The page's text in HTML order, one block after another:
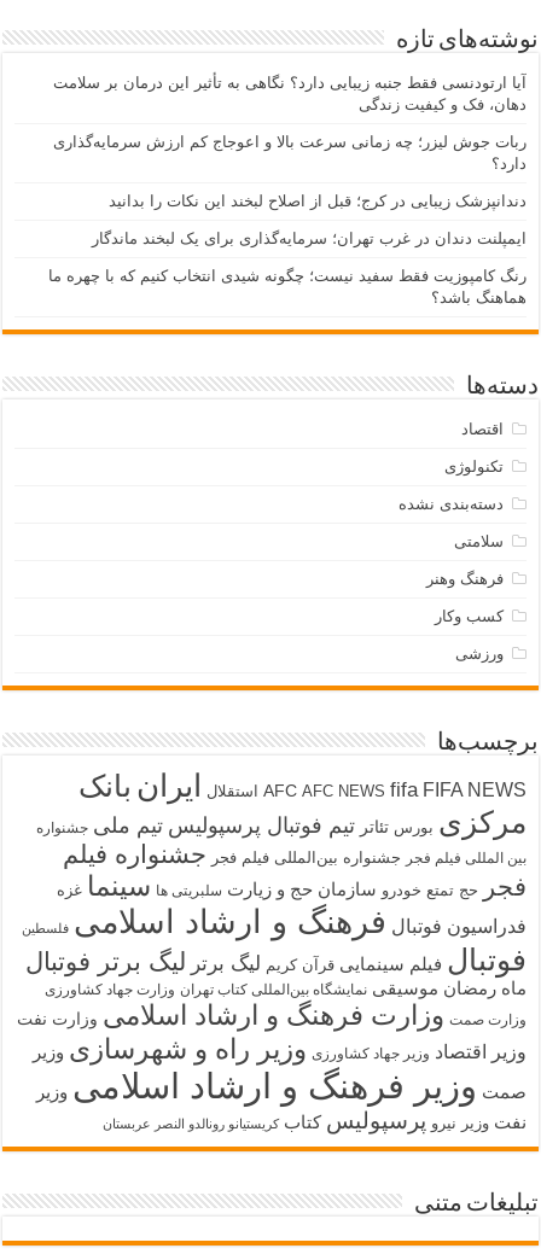
نوشته‌های تازه
آیا ارتودنسی فقط جنبه زیبایی دارد؟ نگاهی به تأثیر این درمان بر سلامت
دهان، فک و کیفیت زندگی
ربات جوش لیزر؛ چه زمانی سرعت بالا و اعوجاج کم ارزش سرمایه‌گذاری
دارد؟
دندانپزشک زیبایی در کرج؛ قبل از اصلاح لبخند این نکات را بدانید
ایمپلنت دندان در غرب تهران؛ سرمایه‌گذاری برای یک لبخند ماندگار
رنگ کامپوزیت فقط سفید نیست؛ چگونه شیدی انتخاب کنیم که با چهره ما
هماهنگ باشد؟
دسته‌ها
اقتصاد
تکنولوژی
دسته‌بندی نشده
سلامتی
فرهنگ وهنر
کسب وکار
ورزشی
برچسب‌ها
AFC AFC NEWS fifa FIFA NEWS استقلال ایران بانک
مرکزی بورس تئاتر تیم فوتبال پرسپولیس تیم ملی جشنواره
بین المللی فیلم فجر جشنواره بین‌المللی فیلم فجر جشنواره فیلم
فجر
حج تمتع خودرو سازمان حج و زیارت سلبریتی ها سینما غزه
فدراسیون فوتبال فرهنگ و ارشاد اسلامی فلسطین
فوتبال فیلم سینمایی قرآن کریم لیگ برتر لیگ برتر فوتبال
ماه رمضان موسیقی نمایشگاه بین‌المللی کتاب تهران وزارت جهاد کشاورزی
وزارت صمت وزارت فرهنگ و ارشاد اسلامی وزارت نفت
وزیر اقتصاد وزیر جهاد کشاورزی وزیر راه و شهرسازی وزیر
صمت وزیر فرهنگ و ارشاد اسلامی وزیر
نفت وزیر نیرو پرسپولیس کتاب کریستیانو رونالدو النصر عربستان
تبلیغات متنی